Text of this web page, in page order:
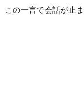
この一言で会話が止